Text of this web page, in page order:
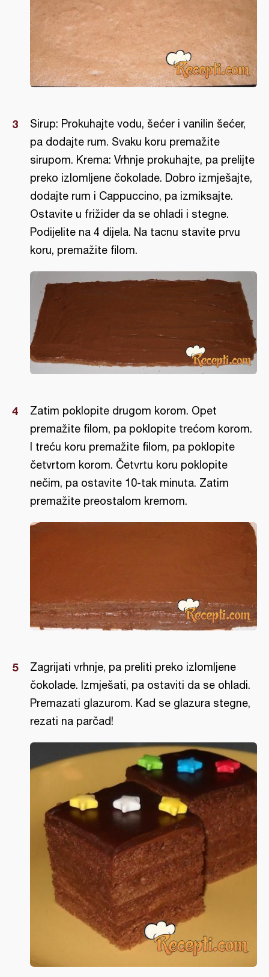
Sirup: Prokuhajte vodu, šećer i vanilin šećer,
pa dodajte rum. Svaku koru premažite
sirupom. Krema: Vrhnje prokuhajte, pa prelijte
preko izlomljene čokolade. Dobro izmješajte,
dodajte rum i Cappuccino, pa izmiksajte.
Ostavite u frižider da se ohladi i stegne.
Podijelite na 4 dijela. Na tacnu stavite prvu
koru, premažite filom.
Zatim poklopite drugom korom. Opet
premažite filom, pa poklopite trećom korom.
I treću koru premažite filom, pa poklopite
četvrtom korom. Četvrtu koru poklopite
nečim, pa ostavite 10-tak minuta. Zatim
premažite preostalom kremom.
Zagrijati vrhnje, pa preliti preko izlomljene
čokolade. Izmješati, pa ostaviti da se ohladi.
Premazati glazurom. Kad se glazura stegne,
rezati na parčad!